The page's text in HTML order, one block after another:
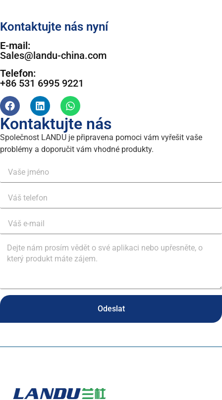
Kontaktujte nás nyní
E-mail:
Sales@landu-china.com
Telefon:
+86 531 6995 9221
Kontaktujte nás
Společnost LANDU je připravena pomoci vám vyřešit vaše
problémy a doporučit vám vhodné produkty.
Odeslat